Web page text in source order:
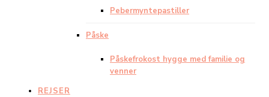
Pebermyntepastiller
Påske
Påskefrokost hygge med familie og
venner
REJSER